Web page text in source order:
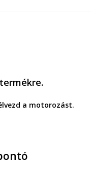
a motorozást.